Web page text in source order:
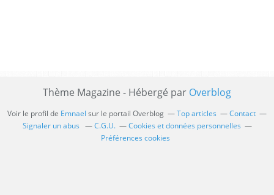
Thème Magazine - Hébergé par Overblog
Voir le profil de Emnael sur le portail Overblog Top articles
Contact
Signaler un abus
C.G.U.
Cookies et données personnelles
Préférences cookies